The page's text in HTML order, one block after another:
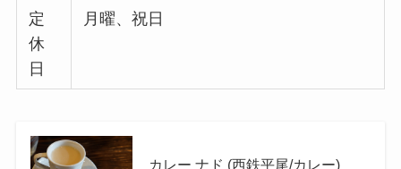
定
休
日
月曜、祝日
カレー ナド (西鉄平尾/カレー)